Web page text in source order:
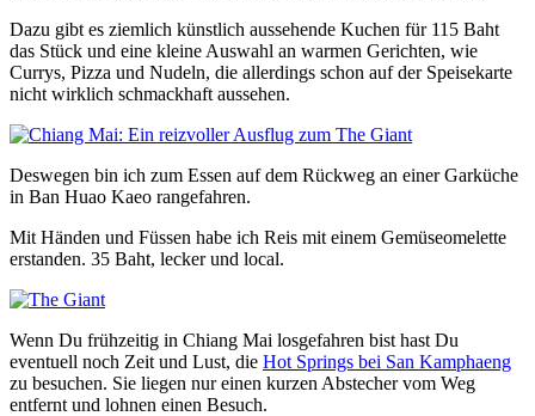
Dazu gibt es ziemlich künstlich aussehende Kuchen für 115 Baht
das Stück und eine kleine Auswahl an warmen Gerichten, wie
Currys, Pizza und Nudeln, die allerdings schon auf der Speisekarte
nicht wirklich schmackhaft aussehen.
Deswegen bin ich zum Essen auf dem Rückweg an einer Garküche
in Ban Huao Kaeo rangefahren.
Mit Händen und Füssen habe ich Reis mit einem Gemüseomelette
erstanden. 35 Baht, lecker und local.
Wenn Du frühzeitig in Chiang Mai losgefahren bist hast Du
eventuell noch Zeit und Lust, die Hot Springs bei San Kamphaeng
zu besuchen. Sie liegen nur einen kurzen Abstecher vom Weg
entfernt und lohnen einen Besuch.